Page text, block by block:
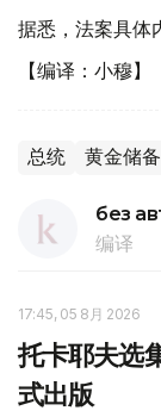
据悉，法案具体
【编译：小穆】
总统 黄金储备
без
编译
17:45, 05 8月 2026
托卡耶夫选
式出版